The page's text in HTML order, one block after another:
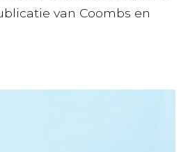
van Coombs en